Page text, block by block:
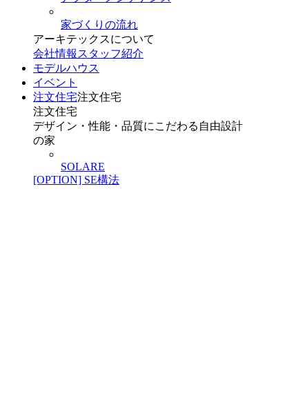
家づくりの流れ
アーキテックスについて
会社情報 スタッフ紹介
モデルハウス
イベント
注文住宅注文住宅
注文住宅
デザイン・性能・品質にこだわる自由設計
の家
SOLARE
[OPTION] SE構法